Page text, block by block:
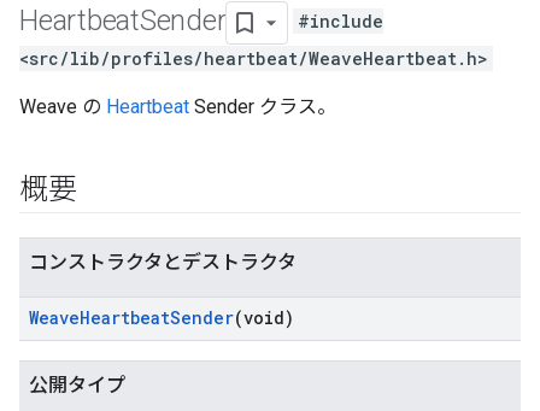
HeartbeatSender
#include
<src/lib/profiles/heartbeat/WeaveHeartbeat.h>
Weave の Heartbeat Sender クラス。
概要
コンストラクタとデストラクタ
WeaveHeartbeatSender(void)
公開タイプ